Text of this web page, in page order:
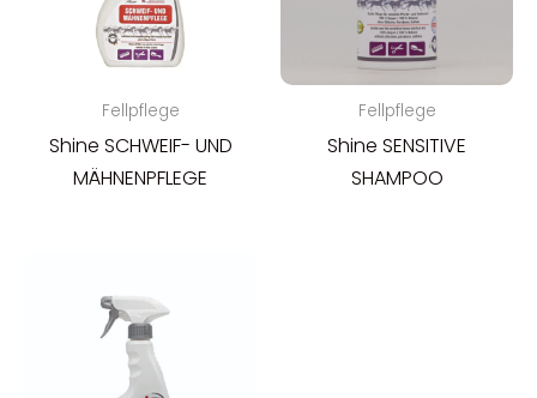
Fellpflege
Shine SCHWEIF- UND
MÄHNENPFLEGE
Fellpflege
Shine SENSITIVE
SHAMPOO